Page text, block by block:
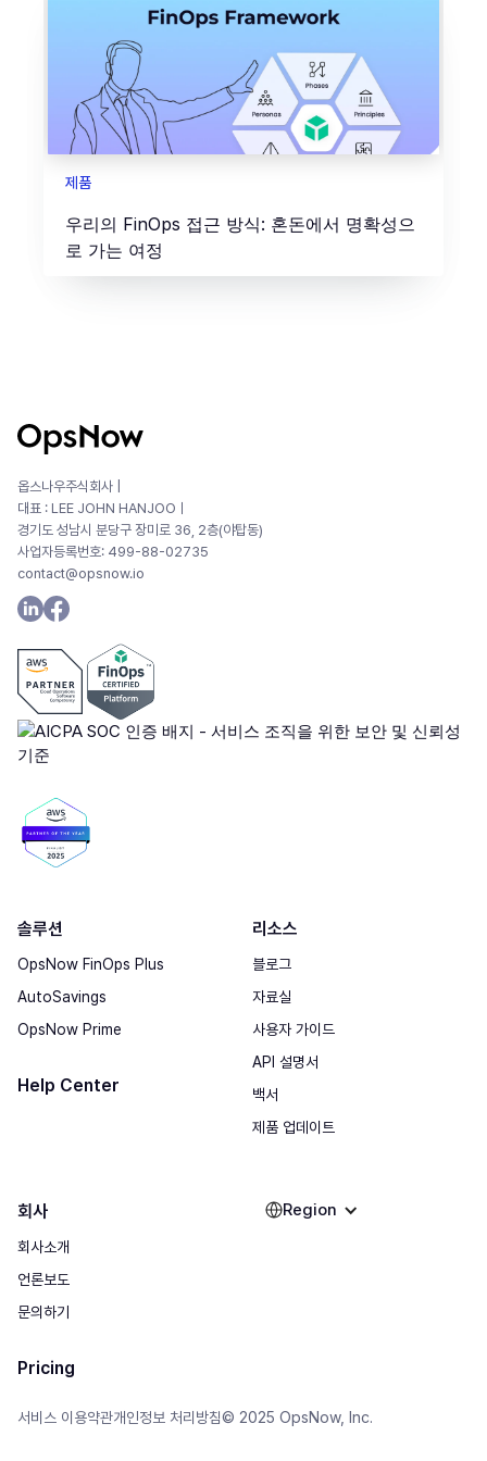
제품
우리의 FinOps 접근 방식: 혼돈에서 명확성으
로 가는 여정
옵스나우주식회사 |
대표 : LEE JOHN HANJOOㅣ
경기도 성남시 분당구 장미로 36, 2층(야탑동)
사업자등록번호: 499-88-02735
contact@opsnow.io
솔루션
OpsNow FinOps Plus
AutoSavings
OpsNow Prime
Help Center
리소스
블로그
자료실
사용자 가이드
API 설명서
백서
제품 업데이트
회사
회사소개
언론보도
문의하기
Pricing
서비스 이용약관개인정보 처리방침© 2025 OpsNow, Inc.
Region